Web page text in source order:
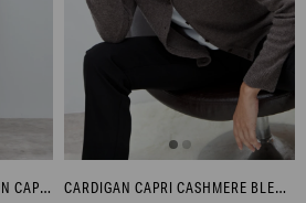
CAMPERA CAPITONEADA CON CAPUCHA - TOSTADO CARDIGAN CAPRI CASHMERE BLEND - CHOCOLATE MELANGE